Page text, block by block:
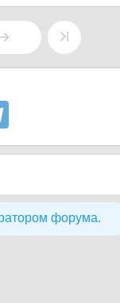
форума.